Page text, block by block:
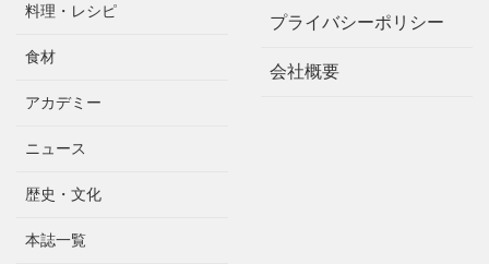
料理・レシピ
食材
アカデミー
ニュース
歴史・文化
本誌一覧
プライバシーポリシー
会社概要